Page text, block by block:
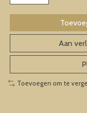
Aan
Toevoegen om te